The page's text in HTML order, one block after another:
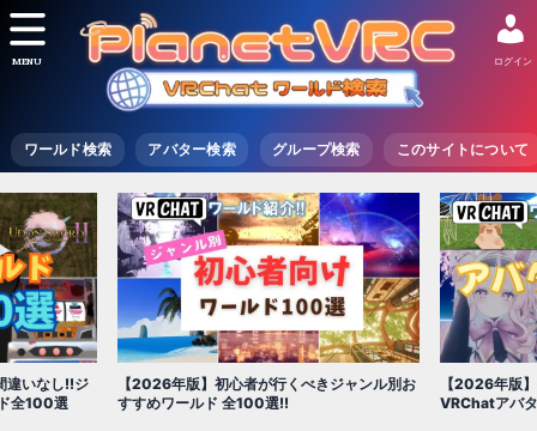
ワールド検索 アバター検索 グループ検索 このサイトについて
ログイン
MENU
ャンル別お
【2026年版】初心者必見!!無料で使える
VRChatアバター（アバターワールド紹介）
【2026年版
世界を味わえ